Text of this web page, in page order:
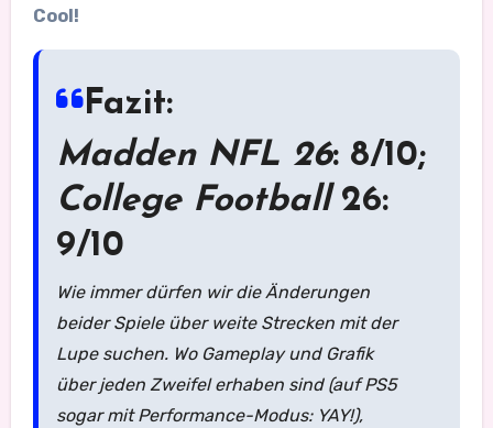
Cool!
Fazit:
Madden NFL 26: 8/10;
College Football26:
9/10
Wie immer dürfen wir die Änderungen
beider Spiele über weite Strecken mit der
Lupe suchen. Wo Gameplay und Grafik
über jeden Zweifel erhaben sind (auf PS5
sogar mit Performance-Modus: YAY!),